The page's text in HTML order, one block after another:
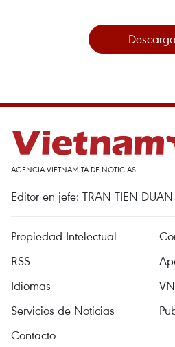
AGENCIA VIETNAMITA DE NOTICIAS
Editor en jefe: TRAN TIEN DUAN
Propiedad Intelectual
RSS
Idiomas
Servicios de Noticias
Contacto